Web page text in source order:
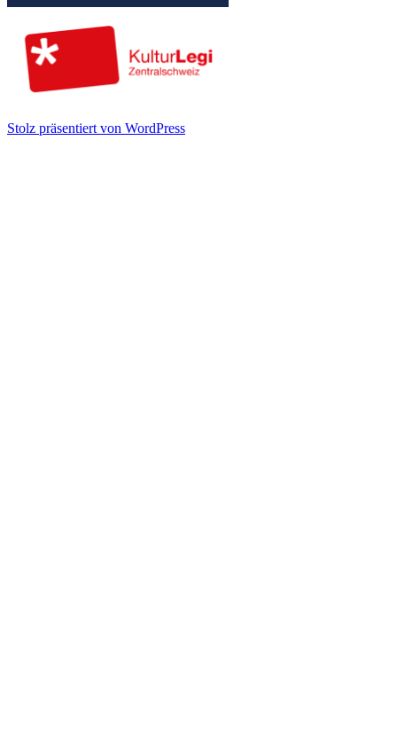
Stolz präsentiert von WordPress